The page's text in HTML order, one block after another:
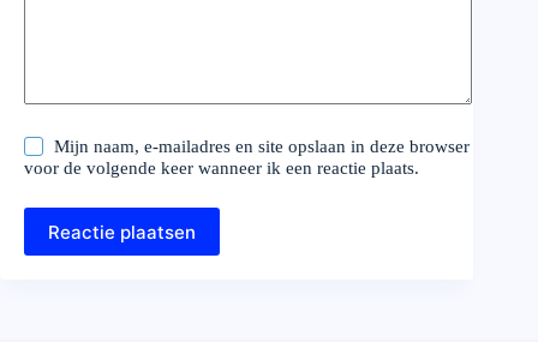
Mijn naam, e-mailadres en site opslaan in deze browser
voor de volgende keer wanneer ik een reactie plaats.
Reactie plaatsen